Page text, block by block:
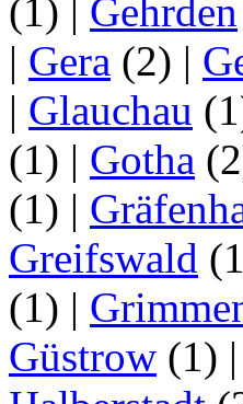
(1) | Gehrden
| Gera (2) |
| Glauchau
(1) | Gotha
(1) |
Greifswald
(1) |
Güstrow (1) |